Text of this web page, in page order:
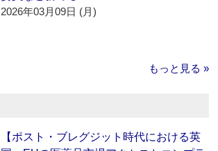
2026年03月09日 (月)
もっと見る »
【ポスト・ブレグジット時代における英